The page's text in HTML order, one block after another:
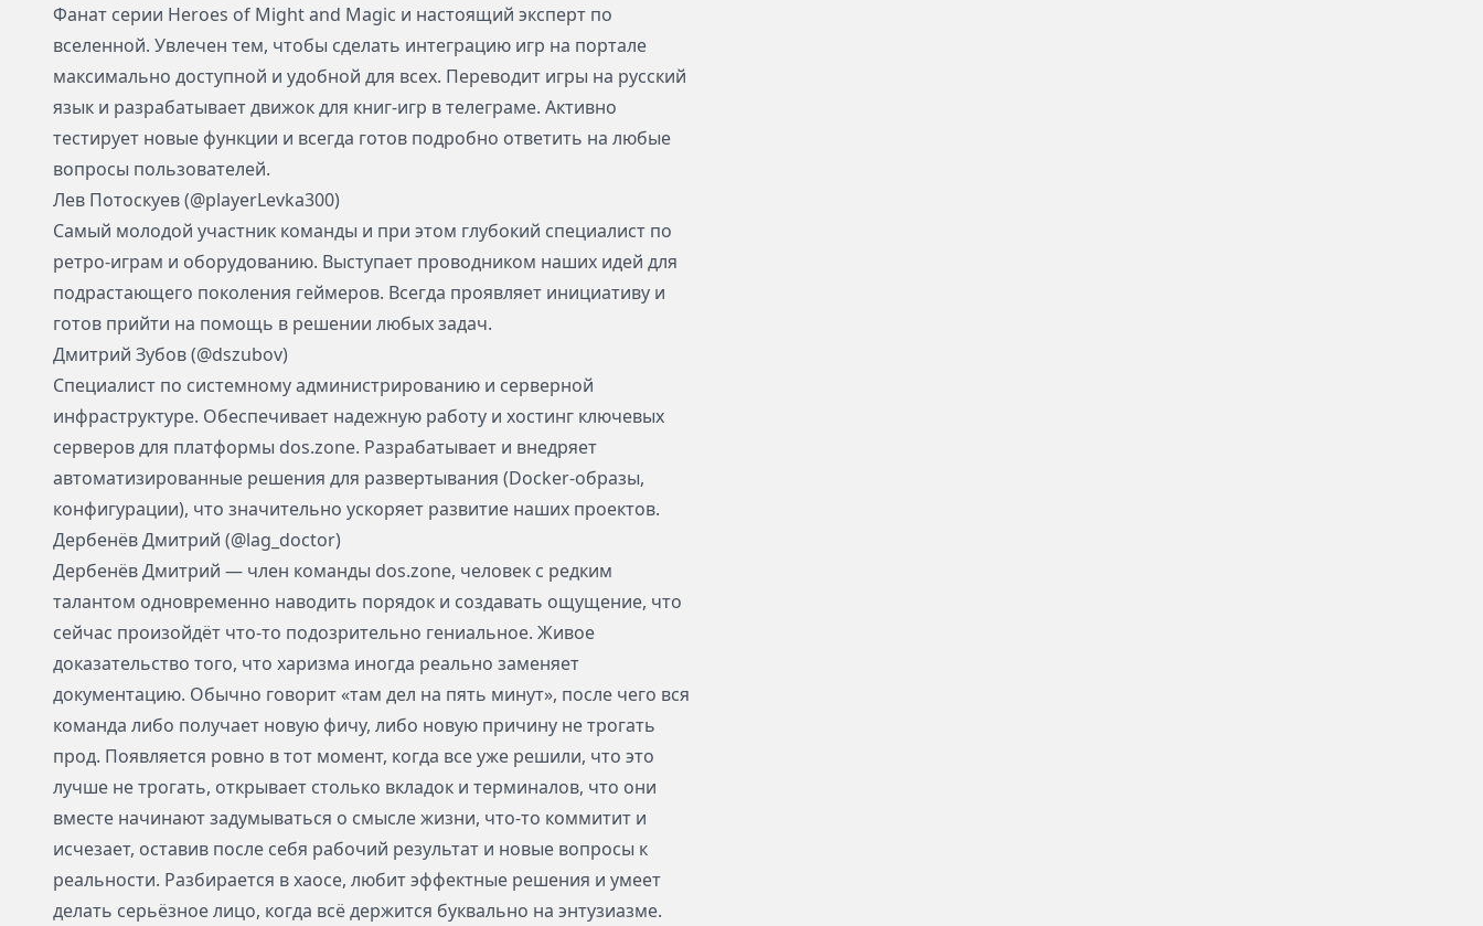
Фанат серии Heroes of Might and Magic и настоящий эксперт по
вселенной. Увлечен тем, чтобы сделать интеграцию игр на портале
максимально доступной и удобной для всех. Переводит игры на русский
язык и разрабатываетдвижокдля книг-игр в телеграме. Активно
тестирует новые функции и всегда готов подробно ответить на любые
вопросы пользователей.
Лев Потоскуев (@playerLevka300)
Самый молодой участник команды и при этом глубокий специалист по
ретро-играм и оборудованию. Выступает проводником наших идей для
подрастающего поколения геймеров. Всегда проявляет инициативу и
готов прийти на помощь в решении любых задач.
Дмитрий Зубов (@dszubov)
Специалист по системному администрированию и серверной
инфраструктуре. Обеспечивает надежную работу и хостинг ключевых
серверов для платформы dos.zone. Разрабатывает и внедряет
автоматизированные решения для развертывания (Docker-образы,
конфигурации), что значительно ускоряет развитие наших проектов.
Дербенёв Дмитрий (@lag_doctor)
Дербенёв Дмитрий — член команды dos.zone, человек с редким
талантом одновременно наводить порядок и создавать ощущение, что
сейчас произойдёт что-то подозрительно гениальное. Живое
доказательство того, что харизма иногда реально заменяет
документацию. Обычно говорит «там дел на пять минут», после чего вся
команда либо получает новую фичу, либо новую причину не трогать
прод. Появляется ровно в тот момент, когда все уже решили, что это
лучше не трогать, открывает столько вкладок и терминалов, что они
вместе начинают задумываться о смысле жизни, что-то коммитит и
исчезает, оставив после себя рабочий результат и новые вопросы к
реальности. Разбирается в хаосе, любит эффектные решения и умеет
делать серьёзное лицо, когда всё держится буквально на энтузиазме.